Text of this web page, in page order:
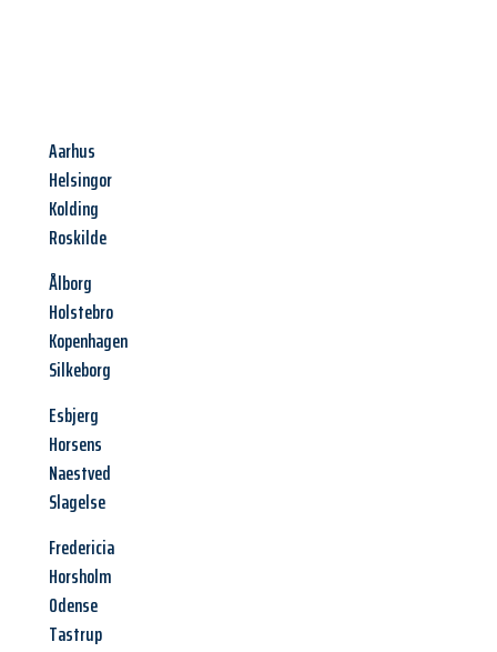
Aarhus
Helsingor
Kolding
Roskilde
Ålborg
Holstebro
Kopenhagen
Silkeborg
Esbjerg
Horsens
Naestved
Slagelse
Fredericia
Horsholm
Odense
Tastrup